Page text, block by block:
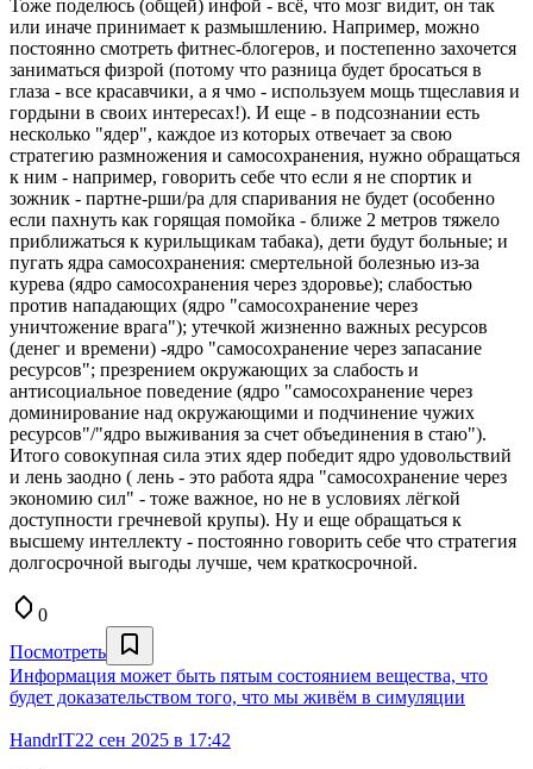
Тоже поделюсь (общей) инфой - всё, что мозг видит, он так
или иначе принимает к размышлению. Например, можно
постоянно смотреть фитнес-блогеров, и постепенно захочется
заниматься физрой (потому что разница будет бросаться в
глаза - все красавчики, а я чмо - используем мощь тщеславия и
гордыни в своих интересах!). И еще - в подсознании есть
несколько "ядер", каждое из которых отвечает за свою
стратегию размножения и самосохранения, нужно обращаться
к ним - например, говорить себе что если я не спортик и
зожник - партне-рши/ра для спаривания не будет (особенно
если пахнуть как горящая помойка - ближе 2 метров тяжело
приближаться к курильщикам табака), дети будут больные; и
пугать ядра самосохранения: смертельной болезнью из-за
курева (ядро самосохранения через здоровье); слабостью
против нападающих (ядро "самосохранение через
уничтожение врага"); утечкой жизненно важных ресурсов
(денег и времени) -ядро "самосохранение через запасание
ресурсов"; презрением окружающих за слабость и
антисоциальное поведение (ядро "самосохранение через
доминирование над окружающими и подчинение чужих
ресурсов"/"ядро выживания за счет объединения в стаю").
Итого совокупная сила этих ядер победит ядро удовольствий
и лень заодно ( лень - это работа ядра "самосохранение через
экономию сил" - тоже важное, но не в условиях лёгкой
доступности гречневой крупы). Ну и еще обращаться к
высшему интеллекту - постоянно говорить себе что стратегия
долгосрочной выгоды лучше, чем краткосрочной.
0
Посмотреть
Информация может быть пятым состоянием вещества, что
будет доказательством того, что мы живём в симуляции
HandrIT22 сен 2025 в 17:42